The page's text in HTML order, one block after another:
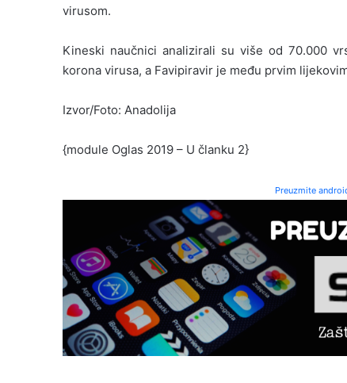
virusom.
Kineski naučnici analizirali su više od 70.000
korona virusa, a Favipiravir je među prvim
Izvor/Foto: Anadolija
{module Oglas 2019 – U članku 2}
Preuzmite